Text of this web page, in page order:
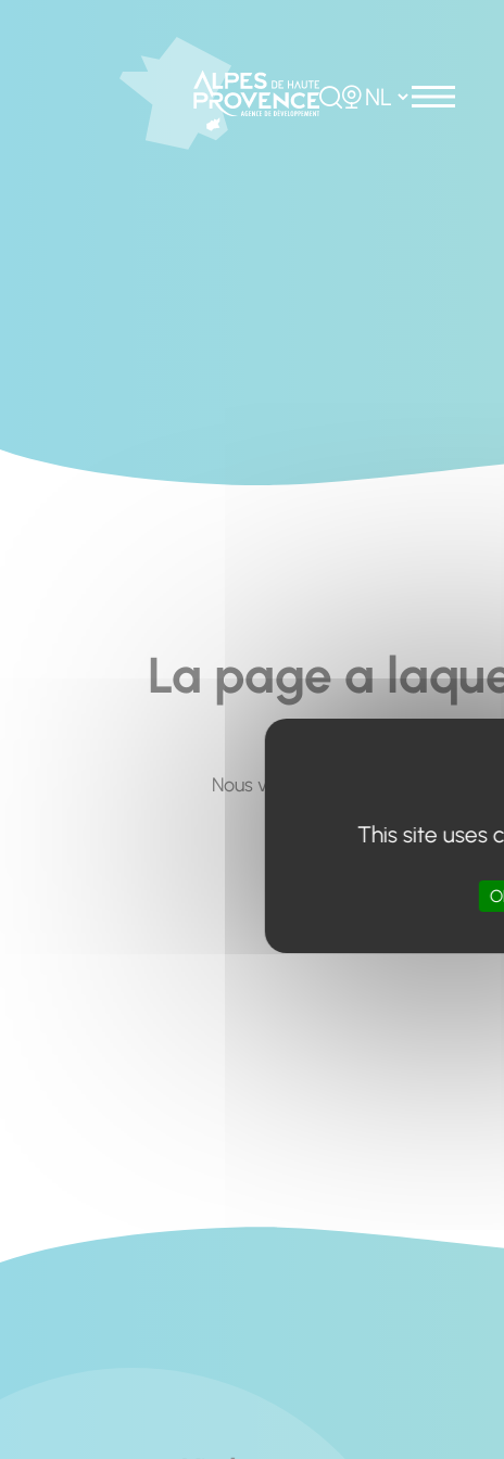
Rechercher
Choisir la langue
La page a
Nous vous invitons à utiliser le
This site uses